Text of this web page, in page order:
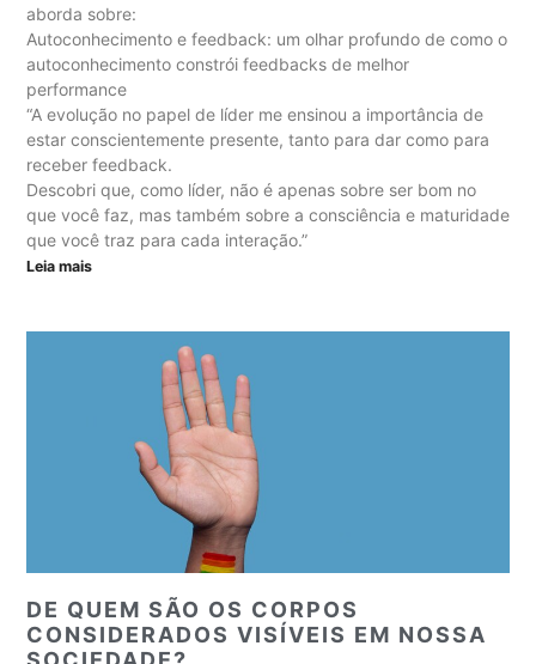
aborda sobre:
Autoconhecimento e feedback: um olhar profundo de como o
autoconhecimento constrói feedbacks de melhor
performance
“A evolução no papel de líder me ensinou a importância de
estar conscientemente presente, tanto para dar como para
receber feedback.
Descobri que, como líder, não é apenas sobre ser bom no
que você faz, mas também sobre a consciência e maturidade
que você traz para cada interação.”
Leia mais
DE QUEM SÃO OS CORPOS
CONSIDERADOS VISÍVEIS EM NOSSA